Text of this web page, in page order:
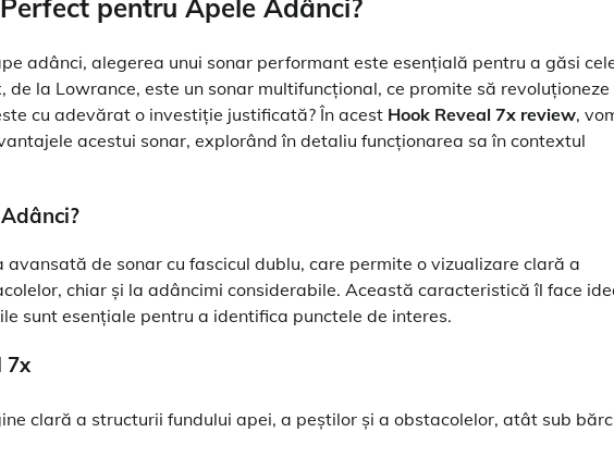
pentru Apele Adânci?
adânci, alegerea unui sonar performant este esențială pentru a găsi
de la Lowrance, este un sonar multifuncțional, ce promite să revoluționeze
cu adevărat o investiție justificată? În acest Hook Reveal 7x review,
acestui sonar, explorând în detaliu funcționarea sa în contextul
de sonar cu fascicul dublu, care permite o vizualizare clară a
chiar și la adâncimi considerabile. Această caracteristică îl face
sunt esențiale pentru a identifica punctele de interes.
7x
clară a structurii fundului apei, a peștilor și a obstacolelor, atât sub